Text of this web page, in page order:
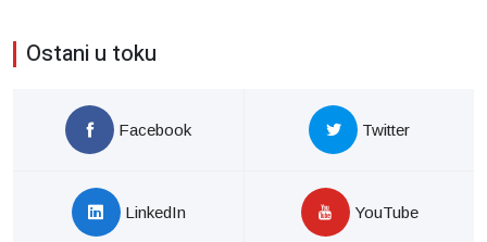
Ostani u toku
Facebook Twitter
LinkedIn YouTube